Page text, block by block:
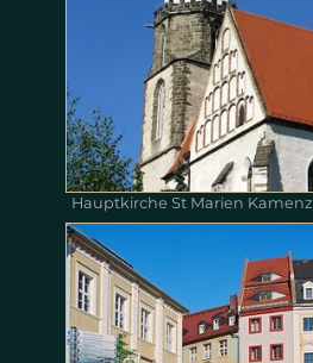
Hauptkirche St Marien Kamenz